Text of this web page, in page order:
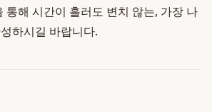
통해 시간이 흘러도 변치 않는, 가장 나
하시길 바랍니다.